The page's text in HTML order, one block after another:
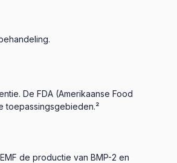
De FDA (Amerikaanse Food
toepassingsgebieden.²
de productie van BMP-2 en